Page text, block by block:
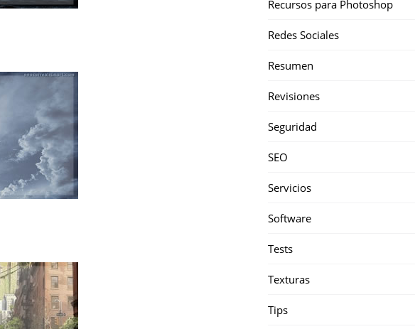
Recursos para Photoshop
Redes Sociales
Resumen
Revisiones
Seguridad
SEO
Servicios
Software
Tests
Texturas
Tips